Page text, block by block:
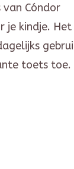
van Cóndor
je kindje. Het
toets toe.